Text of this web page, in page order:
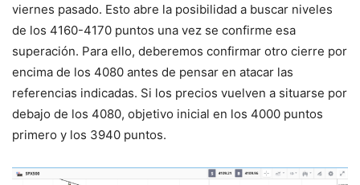
viernes pasado. Esto abre la posibilidad a buscar niveles
de los 4160-4170 puntos una vez se confirme esa
superación. Para ello, deberemos confirmar otro cierre por
encima de los 4080 antes de pensar en atacar las
referencias indicadas. Si los precios vuelven a situarse por
debajo de los 4080, objetivo inicial en los 4000 puntos
primero y los 3940 puntos.